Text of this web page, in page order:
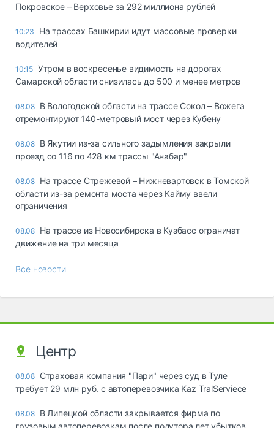
Покровское – Верховье за 292 миллиона рублей
10:23
На трассах Башкирии идут массовые проверки
водителей
10:15 Утром в воскресенье видимость на дорогах
Самарской области снизилась до 500 и менее метров
08.08 В Вологодской области на трассе Сокол – Вожега
отремонтируют 140-метровый мост через Кубену
08.08 В Якутии из-за сильного задымления закрыли
проезд со 116 по 428 км трассы "Анабар"
08.08 На трассе Стрежевой – Нижневартовск в Томской
области из-за ремонта моста через Кайму ввели
ограничения
08.08 На трассе из Новосибирска в Кузбасс ограничат
движение на три месяца
Все новости
Центр
08.08 Страховая компания "Пари" через суд в Туле
требует 29 млн руб. с автоперевозчика Kaz TralServiece
08.08 В Липецкой области закрывается фирма по
грузовым автоперевозкам после полутора лет убытков